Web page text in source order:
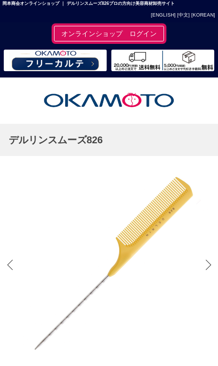
岡本商会オンラインショップ ｜ デルリンスムーズ826プロの方向け美容商材卸売サイト
[ENGLISH] [中文] [KOREAN]
オンラインショップ ログイン
デルリンスムーズ826